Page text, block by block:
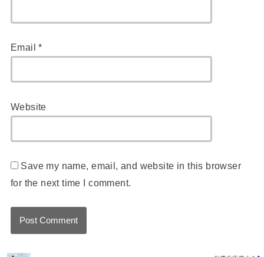
Email*
Website
Save my name, email, and website in this browser
for the next time I comment.